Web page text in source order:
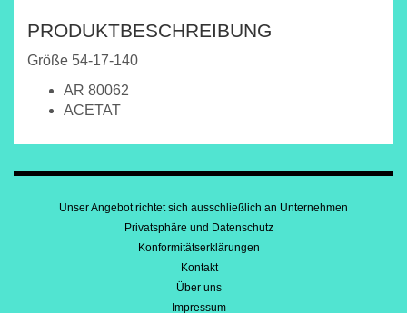
PRODUKTBESCHREIBUNG
Größe 54-17-140
AR 80062
ACETAT
Unser Angebot richtet sich ausschließlich an Unternehmen
Privatsphäre und Datenschutz
Konformitätserklärungen
Kontakt
Über uns
Impressum